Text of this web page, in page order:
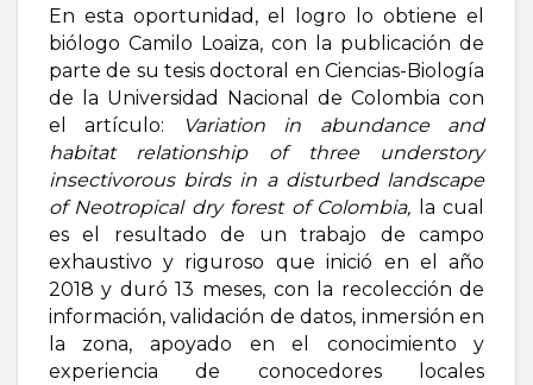
En esta oportunidad, el logro lo obtiene el
biólogo Camilo Loaiza, con la publicación de
parte de su tesis doctoral en Ciencias-Biología
de la Universidad Nacional de Colombia con
el artículo:
Variation in abundance and
habitat relationship of three understory
insectivorous birds in a disturbed landscape
of Neotropical dry forest of Colombia,
la cual
es el resultado de un trabajo de campo
exhaustivo y riguroso que inició en el año
2018 y duró 13 meses, con la recolección de
información, validación de datos, inmersión en
la zona, apoyado en el conocimiento y
experiencia de conocedores locales